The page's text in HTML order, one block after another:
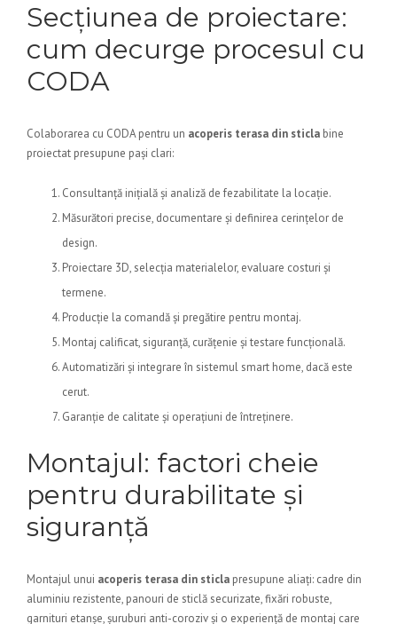
Secțiunea de proiectare:
cum decurge procesul cu
CODA
Colaborarea cu CODA pentru un acoperis terasa din sticla bine
proiectat presupune pași clari:
Consultanță inițială și analiză de fezabilitate la locație.
Măsurători precise, documentare și definirea cerințelor de
design.
Proiectare 3D, selecția materialelor, evaluare costuri și
termene.
Producție la comandă și pregătire pentru montaj.
Montaj calificat, siguranță, curățenie și testare funcțională.
Automatizări și integrare în sistemul smart home, dacă este
cerut.
Garanție de calitate și operațiuni de întreținere.
Montajul: factori cheie
pentru durabilitate și
siguranță
Montajul unui acoperis terasa din sticla presupune aliați: cadre din
aluminiu rezistente, panouri de sticlă securizate, fixări robuste,
garnituri etanșe, șuruburi anti-coroziv și o experiență de montaj care